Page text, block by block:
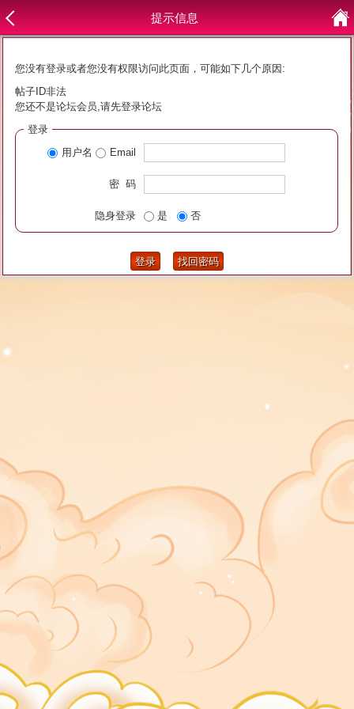
提示信息
您没有登录或者您没有权限访问此页面，可能如下几个原因:
帖子ID非法
您还不是论坛会员,请先登录论坛
登录
用户名
Email
密 码
隐身登录 是 否